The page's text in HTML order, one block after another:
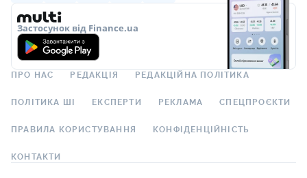
Застосунок від Finance.ua
ПРО НАС РЕДАКЦІЯ РЕДАКЦІЙНА ПОЛІТИКА
ПОЛІТИКА ШІ ЕКСПЕРТИ РЕКЛАМА СПЕЦПРОЄКТИ
ПРАВИЛА КОРИСТУВАННЯ КОНФІДЕНЦІЙНІСТЬ
КОНТАКТИ